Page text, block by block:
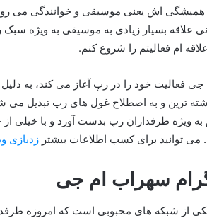
اش یعنی موسیقی و خوانندگی می‌
علاقه بسیار زیادی به موسیقی به ویژه
ام فعالیتم را شروع کنم.
جی فعالیت خود را در رپ آغاز می‌ کند، به
ترین و به اصطلاح غول های رپ تبدیل می‌
به ویژه طرفداران رپ بدست آورد و با خیلی
توانید برای کسب اطلاعات بیشتر زدبازی
سهراب ام جی
یکی از شبکه های محبوبی است که امروزه